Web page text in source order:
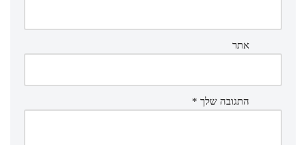
אתר
התגובה שלך *